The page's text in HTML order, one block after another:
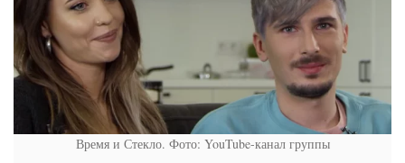
Время и Стекло. Фото: YouTube-канал группы